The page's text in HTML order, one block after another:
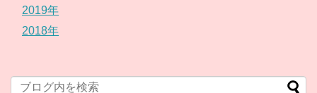
2019年
2018年